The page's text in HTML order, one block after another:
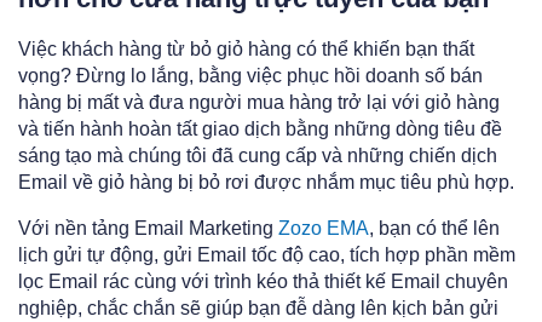
Việc khách hàng từ bỏ giỏ hàng có thể khiến bạn thất
vọng? Đừng lo lắng, bằng việc phục hồi doanh số bán
hàng bị mất và đưa người mua hàng trở lại với giỏ hàng
và tiến hành hoàn tất giao dịch bằng những dòng tiêu đề
sáng tạo mà chúng tôi đã cung cấp và những chiến dịch
Email về giỏ hàng bị bỏ rơi được nhắm mục tiêu phù hợp.
Với nền tảng Email Marketing Zozo EMA, bạn có thể lên
lịch gửi tự động, gửi Email tốc độ cao, tích hợp phần mềm
lọc Email rác cùng với trình kéo thả thiết kế Email chuyên
nghiệp, chắc chắn sẽ giúp bạn đễ dàng lên kịch bản gửi